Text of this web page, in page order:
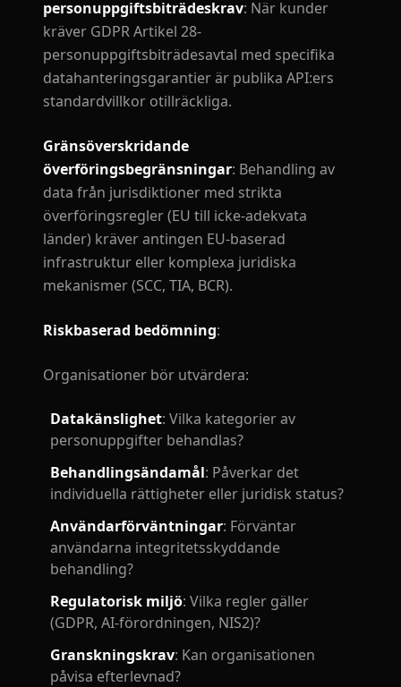
personuppgiftsbiträdeskrav: När kunder
kräver GDPR Artikel 28-
personuppgiftsbiträdesavtal med specifika
datahanteringsgarantier är publika API:ers
standardvillkor otillräckliga.
Gränsöverskridande
överföringsbegränsningar: Behandling av
data från jurisdiktioner med strikta
överföringsregler (EU till icke-adekvata
länder) kräver antingen EU-baserad
infrastruktur eller komplexa juridiska
mekanismer (SCC, TIA, BCR).
Riskbaserad bedömning:
Organisationer bör utvärdera:
Datakänslighet: Vilka kategorier av
personuppgifter behandlas?
Behandlingsändamål: Påverkar det
individuella rättigheter eller juridisk status?
Användarförväntningar: Förväntar
användarna integritetsskyddande
behandling?
Regulatorisk miljö: Vilka regler gäller
(GDPR, AI-förordningen, NIS2)?
Granskningskrav: Kan organisationen
påvisa efterlevnad?